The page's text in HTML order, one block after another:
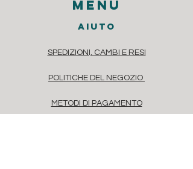
menu
aiuto
SPEDIZIONI, CAMBI E RESI
POLITICHE DEL NEGOZIO
METODI DI PAGAMENTO